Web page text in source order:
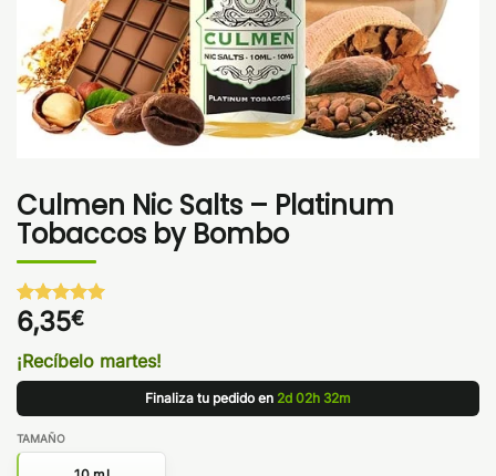
Culmen Nic Salts – Platinum
Tobaccos by Bombo
Valorado
con5de 5
en base a
1
valoración
de un
6,35€
¡Recíbelo martes!
Finaliza tu pedido en 2d 02h 32m
TAMAÑO